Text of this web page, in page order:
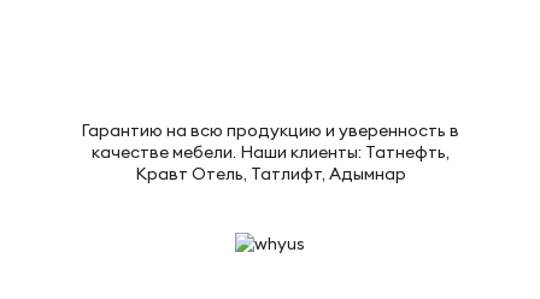
Гарантию на всю продукцию и уверенность в
качестве мебели. Наши клиенты: Татнефть,
Кравт Отель, Татлифт, Адымнар